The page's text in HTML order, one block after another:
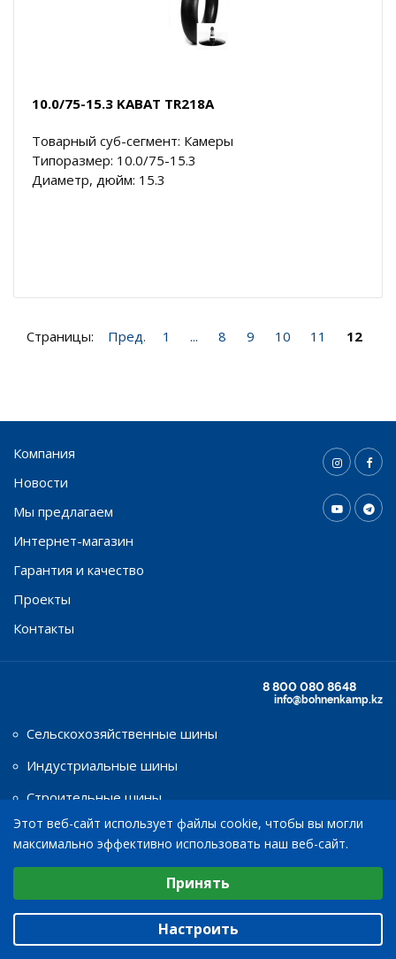
10.0/75-15.3 KABAT TR218A
Товарный суб-сегмент: Камеры
Типоразмер: 10.0/75-15.3
Диаметр, дюйм: 15.3
Страницы: Пред. 1 ... 8 9 10 11 12
Компания
Новости
Мы предлагаем
Интернет-магазин
Гарантия и качество
Проекты
Контакты
8 800 080 8648
info@bohnenkamp.kz
Сельскохозяйственные шины
Индустриальные шины
Строительные шины
Карьерные шины
Шины для грузовых автомобилей
Легкогрузовые шины
Этот веб-сайт использует файлы cookie, чтобы вы могли
максимально эффективно использовать наш веб-сайт.
Выберите настройки cookie
Аналитические/Функциональные
Принять
Настроить